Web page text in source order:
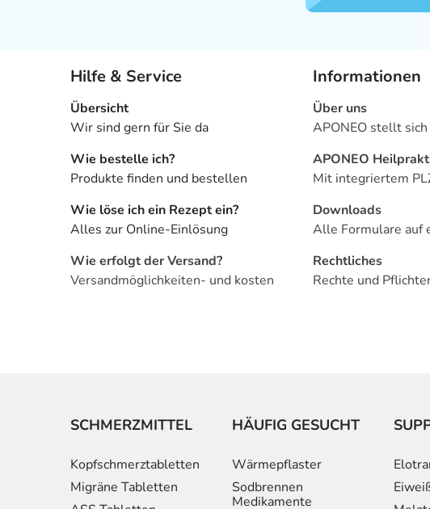
Hilfe & Service
Übersicht
Wir sind gern für Sie da
Wie bestelle ich?
Produkte finden und bestellen
Wie löse ich ein Rezept ein?
Alles zur Online-Einlösung
Wie erfolgt der Versand?
Versandmöglichkeiten- und kosten
Informationen
Über uns
APONEO stellt
APONEO
Mit integriertem
Downloads
Alle Formulare auf
Rechtliches
Rechte und
SCHMERZMITTEL
Kopfschmerztabletten
Migräne Tabletten
HÄUFIG GESUCHT
Wärmepflaster
Sodbrennen
Medikamente